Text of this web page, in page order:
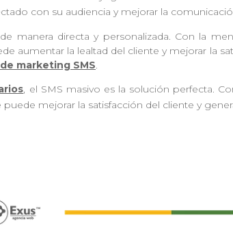
con su audiencia y mejorar la
manera directa y personalizada. Con la
aumentar la lealtad del cliente y mejorar la
marketing SMS.
, el SMS masivo es la solución perfecta.
mejorar la satisfacción del cliente y